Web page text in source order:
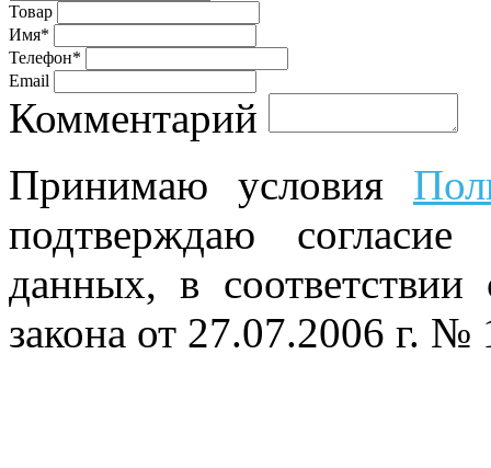
Товар
Имя*
Телефон*
Email
Комментарий
Принимаю условия
подтверждаю
данных, в соответствии
закона от 27.07.2006 г.